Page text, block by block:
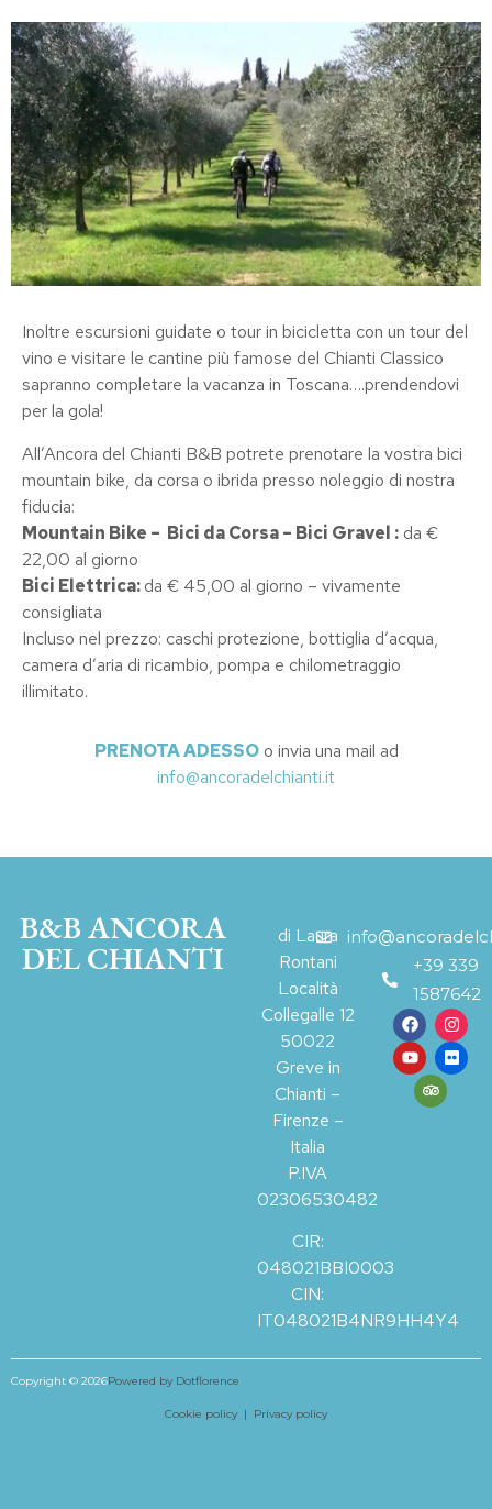
Inoltre escursioni guidate o tour in bicicletta con un tour del
vino e visitare le cantine più famose del Chianti Classico
sapranno completare la vacanza in Toscana….prendendovi
per la gola!
All’Ancora del Chianti B&B potrete prenotare la vostra bici
mountain bike, da corsa o ibrida presso noleggio di nostra
fiducia:
Mountain Bike – Bici da Corsa – Bici Gravel : da €
22,00 al giorno
Bici Elettrica:da € 45,00 al giorno – vivamente
consigliata
Incluso nel prezzo: caschi protezione, bottiglia d’acqua,
camera d’aria di ricambio, pompa e chilometraggio
illimitato.
PRENOTA ADESSOo invia una mail ad
info@ancoradelchianti.it
B&B ANCORA
DEL CHIANTI
di Laura
Rontani
Località
Collegalle 12
50022
Greve in
Chianti –
Firenze –
Italia
P.IVA
02306530482
CIR:
048021BBI0003
CIN:
IT048021B4NR9HH4Y4
+39 339
1587642
Copyright © 2026Powered by Dotflorence
Cookie policy | Privacy policy